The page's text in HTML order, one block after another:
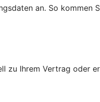
an. So kommen
zu Ihrem Vertrag oder